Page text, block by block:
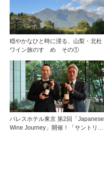
穏やかなひと時に浸る、山梨・北杜
ワイン旅のすゝめ その①
パレスホテル東京 第2回「Japanese
Wine Journey」開催！「サントリー